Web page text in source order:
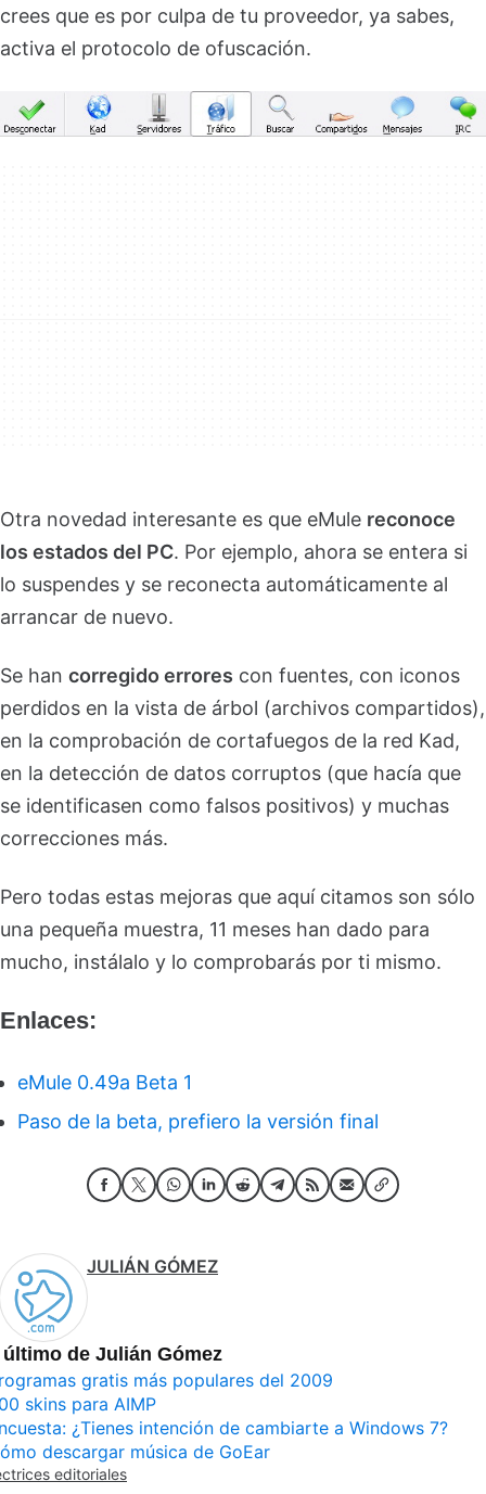
crees que es por culpa de tu proveedor, ya sabes,
activa el protocolo de ofuscación.
Otra novedad interesante es que eMule reconoce
los estados del PC. Por ejemplo, ahora se entera si
lo suspendes y se reconecta automáticamente al
arrancar de nuevo.
Se han corregido errores con fuentes, con iconos
perdidos en la vista de árbol (archivos compartidos),
en la comprobación de cortafuegos de la red Kad,
en la detección de datos corruptos (que hacía que
se identificasen como falsos positivos) y muchas
correcciones más.
Pero todas estas mejoras que aquí citamos son sólo
una pequeña muestra, 11 meses han dado para
mucho, instálalo y lo comprobarás por ti mismo.
Enlaces:
eMule 0.49a Beta 1
Paso de la beta, prefiero la versión final
JULIÁN GÓMEZ
de Julián Gómez
gratis más populares del 2009
skins para AIMP
¿Tienes intención de cambiarte a Windows 7?
descargar música de GoEar
editoriales